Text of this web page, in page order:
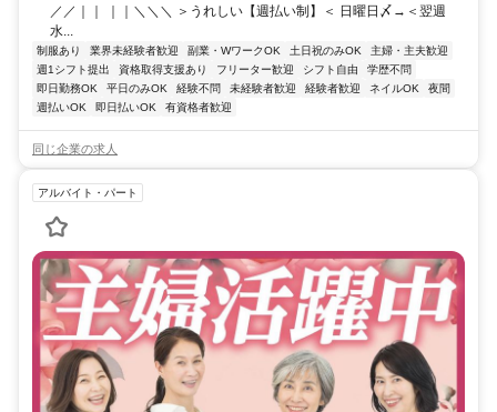
／／｜｜ ｜｜＼＼＼ ＞うれしい【週払い制】＜ 日曜日〆→＜翌週
水...
制服あり 業界未経験者歓迎 副業・WワークOK 土日祝のみOK
主婦・主夫歓迎
週1シフト提出
資格取得支援あり フリーター歓迎 シフト自由
学歴不問
即日勤務OK
平日のみOK 経験不問 未経験者歓迎 経験者歓迎 ネイルOK
夜間
週払いOK
即日払いOK 有資格者歓迎
同じ企業の求人
アルバイト・パート